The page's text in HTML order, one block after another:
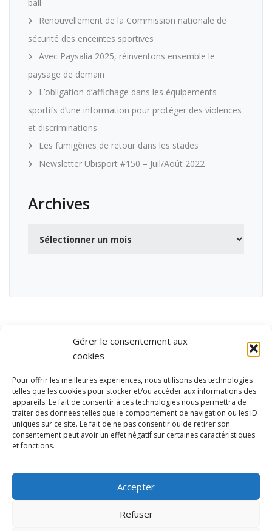
Gérer le consentement aux
cookies
Pour offrir les meilleures expériences, nous utilisons des technologies
telles que les cookies pour stocker et/ou accéder aux informations des
appareils. Le fait de consentir à ces technologies nous permettra de
traiter des données telles que le comportement de navigation ou les ID
uniques sur ce site. Le fait de ne pas consentir ou de retirer son
consentement peut avoir un effet négatif sur certaines caractéristiques
et fonctions.
Accepter
Refuser
ball
Renouvellement de la Commission nationale de
sécurité des enceintes sportives
Avec Paysalia 2025, réinventons ensemble le
paysage de demain
L’obligation d’affichage dans les équipements
sportifs d’une information pour protéger des violences
et discriminations
Les fumigènes de retour dans les stades
Newsletter Ubisport #150 – Juil/Août 2022
Archives
et de loisirs
Contact
Mentions légales